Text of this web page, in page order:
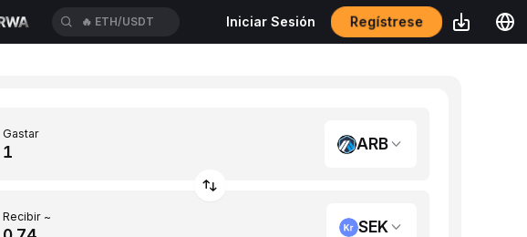
🔥 ETH/USDT Iniciar Sesión Regístrese
Gastar
ARB
Recibir ~
SEK